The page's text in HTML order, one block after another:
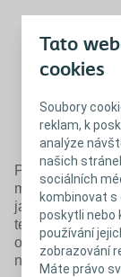
Tato
cookies
Soubory
reklam, k
analýze
našich
sociálních
kombinovat s
poskytli nebo
používání
zobrazování
Máte právo
méně po
stomie ji i
vstřebala.
Pro ty, kteří
malého
jablečná,
tekutin lze také
obsahem vody,
nektarinky a